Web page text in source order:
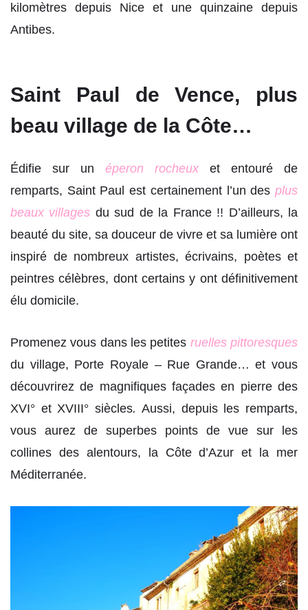
kilomètres depuis Nice et une quinzaine depuis
Antibes.
Saint Paul de Vence, plus
beau village de la Côte…
Édifie sur un éperon rocheux et entouré de
remparts, Saint Paul est certainement l’un des plus
beaux villages du sud de la France !! D’ailleurs, la
beauté du site, sa douceur de vivre et sa lumière ont
inspiré de nombreux artistes, écrivains, poètes et
peintres célèbres, dont certains y ont définitivement
élu domicile.
Promenez vous dans les petites ruelles pittoresques
du village, Porte Royale – Rue Grande… et vous
découvrirez de magnifiques façades en pierre des
XVI° et XVIII° siècles.Aussi, depuis les remparts,
vous aurez de superbes points de vue sur les
collines des alentours, la Côte d’Azur et la mer
Méditerranée.